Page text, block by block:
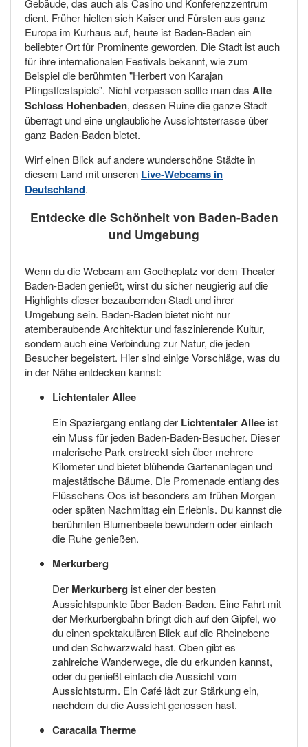
Gebäude, das auch als Casino und Konferenzzentrum
dient. Früher hielten sich Kaiser und Fürsten aus ganz
Europa im Kurhaus auf, heute ist Baden-Baden ein
beliebter Ort für Prominente geworden. Die Stadt ist auch
für ihre internationalen Festivals bekannt, wie zum
Beispiel die berühmten "Herbert von Karajan
Pfingstfestspiele". Nicht verpassen sollte man das Alte
Schloss Hohenbaden, dessen Ruine die ganze Stadt
überragt und eine unglaubliche Aussichtsterrasse über
ganz Baden-Baden bietet.
Wirf einen Blick auf andere wunderschöne Städte in
diesem Land mit unseren Live-Webcams in
Deutschland.
Entdecke die Schönheit von Baden-Baden
und Umgebung
Wenn du die Webcam am Goetheplatz vor dem Theater
Baden-Baden genießt, wirst du sicher neugierig auf die
Highlights dieser bezaubernden Stadt und ihrer
Umgebung sein. Baden-Baden bietet nicht nur
atemberaubende Architektur und faszinierende Kultur,
sondern auch eine Verbindung zur Natur, die jeden
Besucher begeistert. Hier sind einige Vorschläge, was du
in der Nähe entdecken kannst:
Lichtentaler Allee
Ein Spaziergang entlang der Lichtentaler Allee ist
ein Muss für jeden Baden-Baden-Besucher. Dieser
malerische Park erstreckt sich über mehrere
Kilometer und bietet blühende Gartenanlagen und
majestätische Bäume. Die Promenade entlang des
Flüsschens Oos ist besonders am frühen Morgen
oder späten Nachmittag ein Erlebnis. Du kannst die
berühmten Blumenbeete bewundern oder einfach
die Ruhe genießen.
Merkurberg
Der Merkurberg ist einer der besten
Aussichtspunkte über Baden-Baden. Eine Fahrt mit
der Merkurbergbahn bringt dich auf den Gipfel, wo
du einen spektakulären Blick auf die Rheinebene
und den Schwarzwald hast. Oben gibt es
zahlreiche Wanderwege, die du erkunden kannst,
oder du genießt einfach die Aussicht vom
Aussichtsturm. Ein Café lädt zur Stärkung ein,
nachdem du die Aussicht genossen hast.
Caracalla Therme